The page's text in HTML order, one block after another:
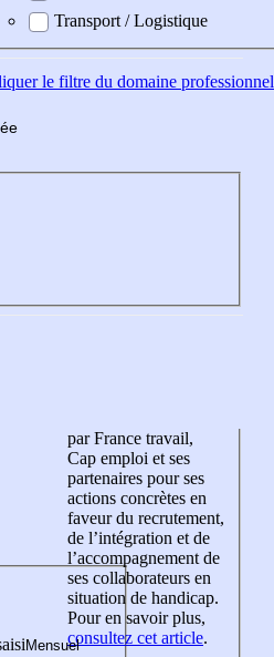
Transport / Logistique
le filtre du domaine professionnel
par France travail,
Cap emploi et ses
partenaires pour ses
actions concrètes en
faveur du recrutement,
de l’intégration et de
l’accompagnement de
ses collaborateurs en
situation de handicap.
Pour en savoir plus,
consultez cet article.